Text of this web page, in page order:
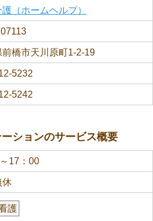
（ホームヘルプ）
前橋市天川原町1-2-19
5232
5242
ションのサービス概要
17：00
休
護